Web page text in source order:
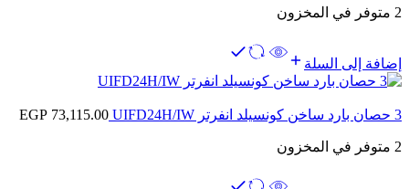
2 متوفر في المخزون
إضافة إلى السلة
3 حصان بارد ساخن كونسيلد انفرتر UIFD24H/IW EGP 73,115.00
2 متوفر في المخزون